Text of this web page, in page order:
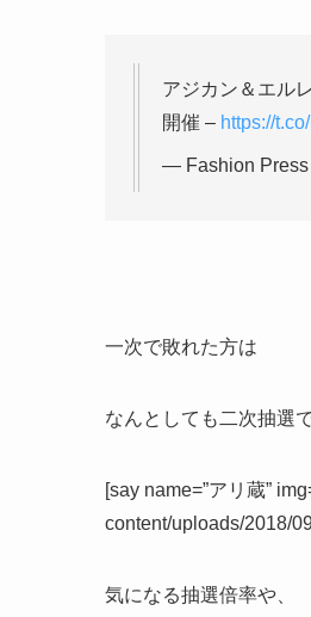
アジカン＆エル
開催 – https://
— Fashion Press
一次で敗れた方は
なんとしても二次抽選
[say name=”アリ蔵”
content/uploads/2018/
気になる抽選倍率や、